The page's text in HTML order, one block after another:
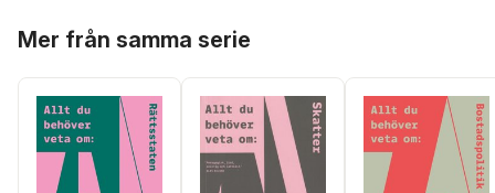
Mer från samma serie